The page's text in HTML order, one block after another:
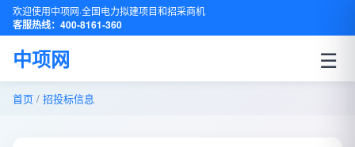
欢迎使用中项网·全国电力拟建项目和招采商机
客服热线：400-8161-360
中项网 ☰
首页 / 招投标信息